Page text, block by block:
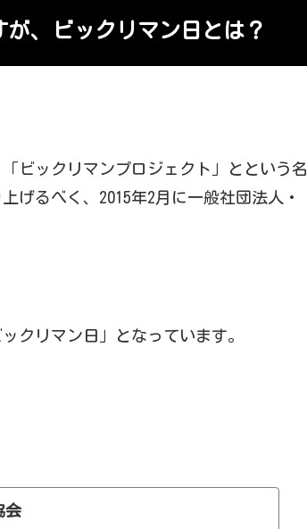
、ビックリマン日とは？
ビックリマンプロジェクト」とという名
げるべく、2015年2月に一般社団法人・
クリマン日」となっています。
会